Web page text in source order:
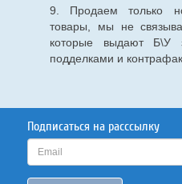
9. Продаем только
товары, мы не
которые выдают
подделками и
Подписаться на расссылку